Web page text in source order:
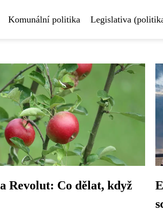
Komunální politika Legislativa
Revolut: Co dělat, když